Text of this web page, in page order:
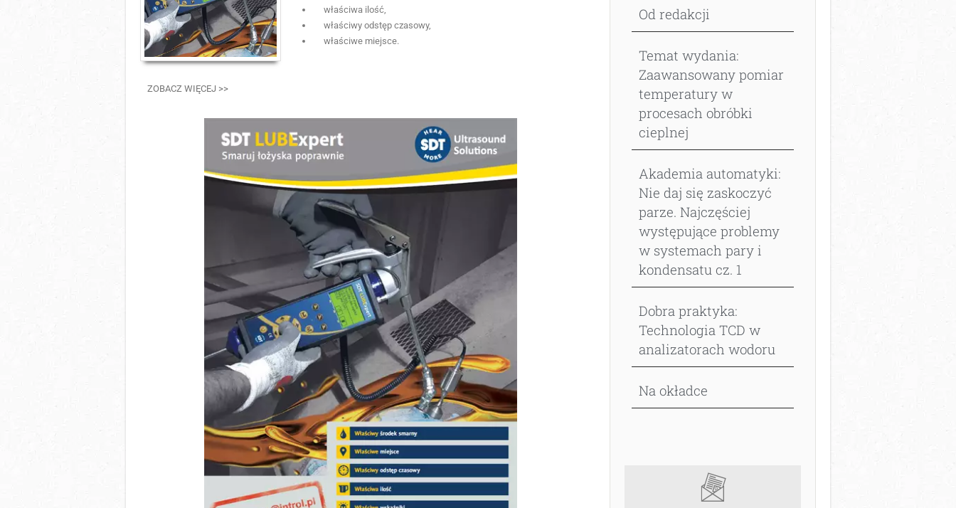
właściwa ilość,
właściwy odstęp czasowy,
właściwe miejsce.
ZOBACZ WIĘCEJ >>
Od redakcji
Temat wydania:
Zaawansowany pomiar
temperatury w
procesach obróbki
cieplnej
Akademia automatyki:
Nie daj się zaskoczyć
parze. Najczęściej
występujące problemy
w systemach pary i
kondensatu cz. 1
Dobra praktyka:
Technologia TCD w
analizatorach wodoru
Na okładce